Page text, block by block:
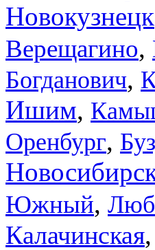
Новокузнецк
Верещагино,
Богданович,
Ишим,
Оренбург,
Южный,
Калачинская,